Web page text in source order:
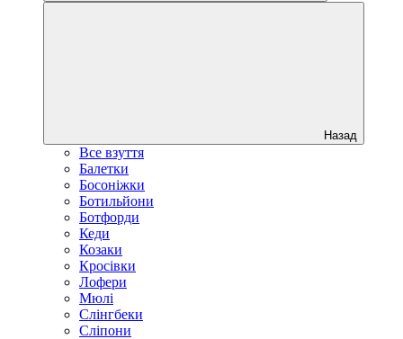
Назад
Все взуття
Балетки
Босоніжки
Ботильйони
Ботфорди
Кеди
Козаки
Кросівки
Лофери
Мюлі
Слінгбеки
Сліпони